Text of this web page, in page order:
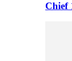
Chief